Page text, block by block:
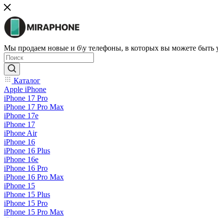
Мы продаем новые и б\у телефоны, в которых вы можете быть
Каталог
Apple iPhone
iPhone 17 Pro
iPhone 17 Pro Max
iPhone 17e
iPhone 17
iPhone Air
iPhone 16
iPhone 16 Plus
iPhone 16e
iPhone 16 Pro
iPhone 16 Pro Max
iPhone 15
iPhone 15 Plus
iPhone 15 Pro
iPhone 15 Pro Max